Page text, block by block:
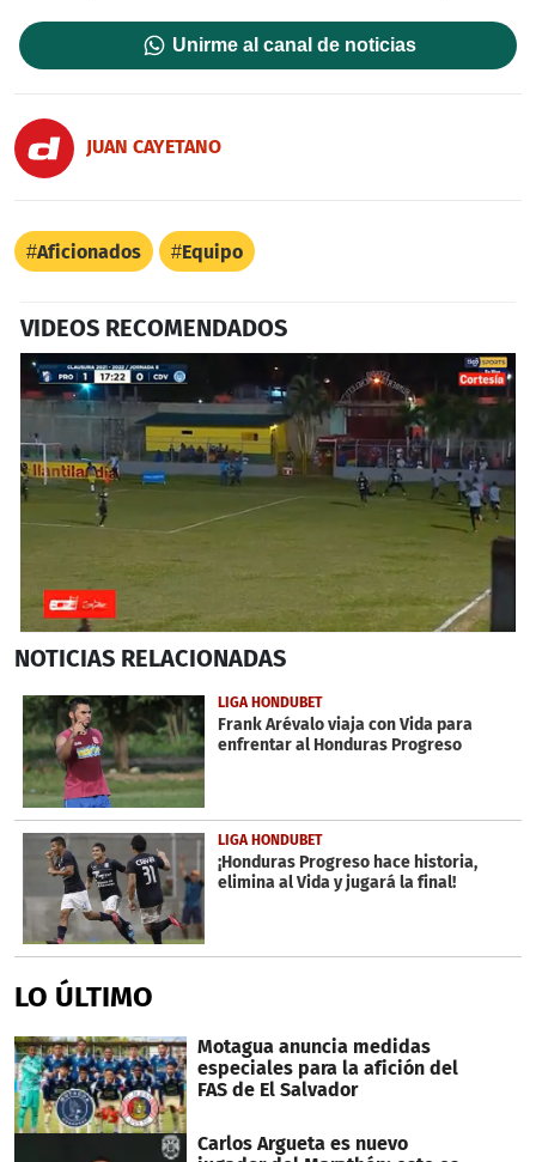
Unirme al canal de noticias
JUAN CAYETANO
Aficionados Equipo
VIDEOS RECOMENDADOS
seconds
30
seconds
NOTICIAS RELACIONADAS
LIGA HONDUBET
Frank Arévalo viaja con Vida para
enfrentar al Honduras Progreso
LIGA HONDUBET
¡Honduras Progreso hace historia,
elimina al Vida y jugará la final!
LO ÚLTIMO
Motagua anuncia medidas
especiales para la afición del
FAS de El Salvador
Carlos Argueta es nuevo